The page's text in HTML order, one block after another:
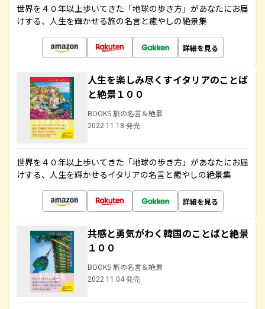
世界を４０年以上歩いてきた「地球の歩き方」があなたにお届
けする、人生を輝かせる旅の名言と癒やしの絶景集
詳細を見る
人生を楽しみ尽くすイタリアのことば
と絶景１００
BOOKS 旅の名言＆絶景
2022.11.18 発売
世界を４０年以上歩いてきた「地球の歩き方」があなたにお届
けする、人生を輝かせるイタリアの名言と癒やしの絶景集
詳細を見る
共感と勇気がわく韓国のことばと絶景
１００
BOOKS 旅の名言＆絶景
2022.11.04 発売